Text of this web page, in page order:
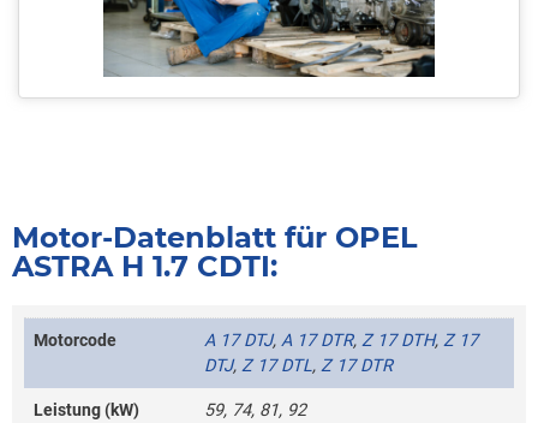
Motor-Datenblatt für OPEL
ASTRA H 1.7 CDTI:
Motorcode A 17 DTJ, A 17 DTR, Z 17 DTH, Z 17
DTJ, Z 17 DTL, Z 17 DTR
Leistung (kW) 59, 74, 81, 92